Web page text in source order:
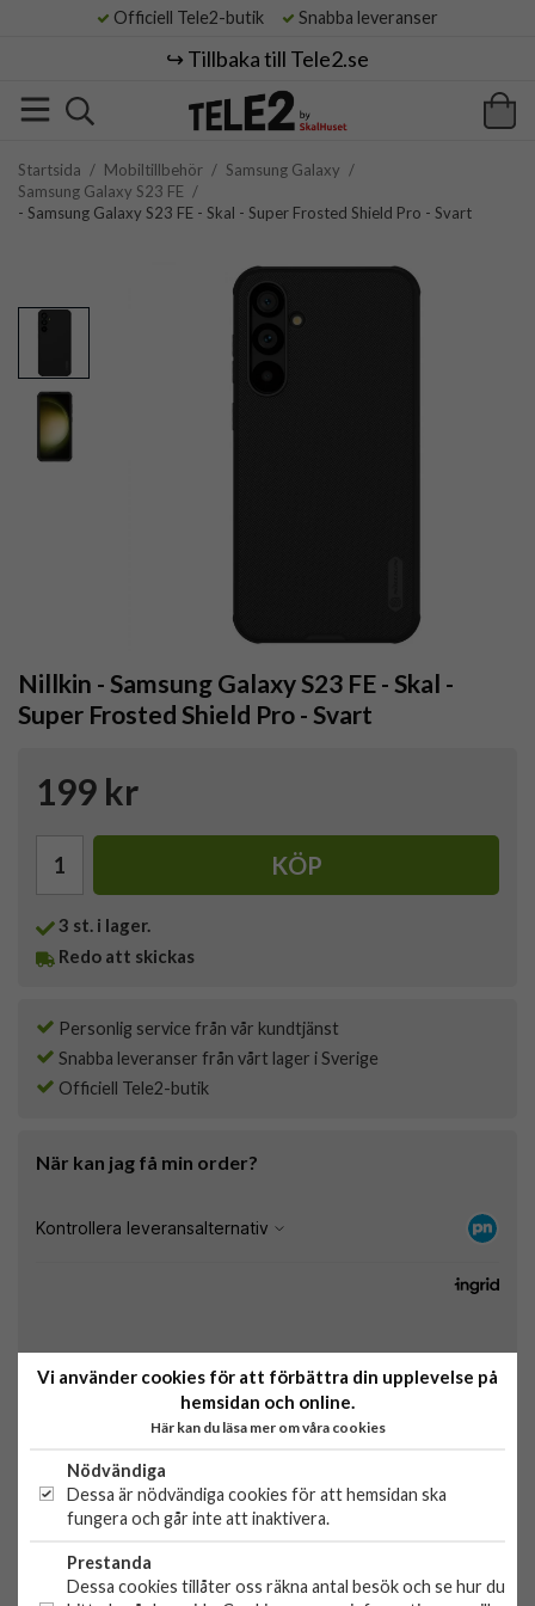
Officiell Tele2-butik Snabba leveranser
↪️ Tillbaka till Tele2.se
Startsida / Mobiltillbehör / Samsung Galaxy /
Samsung Galaxy S23 FE /
- Samsung Galaxy S23 FE - Skal - Super Frosted Shield Pro - Svart
Nillkin - Samsung Galaxy S23 FE - Skal -
Super Frosted Shield Pro - Svart
199 kr
KÖP
3 st. i lager.
Redo att skickas
Personlig service från vår kundtjänst
Snabba leveranser från vårt lager i Sverige
Officiell Tele2-butik
När kan jag få min order?
PRODUKTBESKRIVNING
Nillkin Super Frosted Shield Pro
Nillkin Super Frosted Shield Pro är tillverkat av hållbart PC-
och TPU-material. Kombinationen av hårt och mjukt material
ger dubbelt skydd för telefonen och förhindrar dagliga
skador.
Vi använder cookies för att förbättra din upplevelse på
hemsidan och online.
Här kan du läsa mer om våra cookies
Nödvändiga
Dessa är nödvändiga cookies för att hemsidan ska
fungera och går inte att inaktivera.
Prestanda
Dessa cookies tillåter oss räkna antal besök och se hur du